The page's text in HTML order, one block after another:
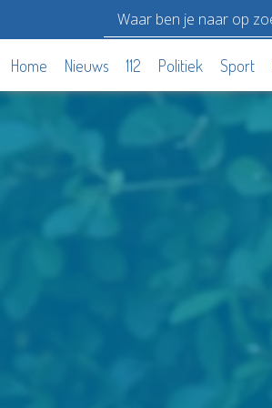
Home Nieuws 112 Politiek Sport